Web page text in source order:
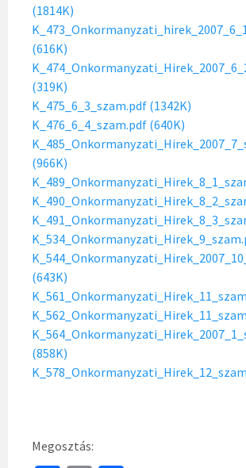
(1814K)
(616K)
(319K)
K_475_6_3_szam.pdf (1342K)
K_476_6_4_szam.pdf (640K)
(966K)
(643K)
(858K)
Megosztás: